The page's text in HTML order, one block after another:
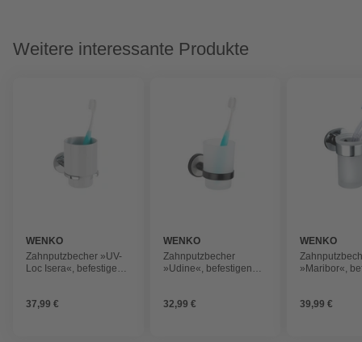
Weitere interessante Produkte
WENKO
Zahnputzbecher »UV-
Loc Isera«, befestigen
37,99 €
WENKO
Zahnputzbecher
»Udine«, befestigen
32,99 €
WENKO
»Maribor«,
39,99 €